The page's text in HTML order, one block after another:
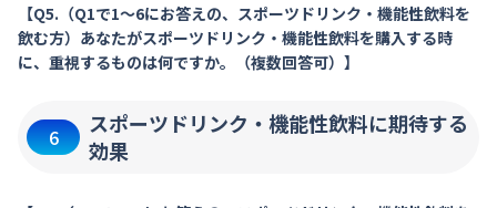
【Q5.（Q1で1～6にお答えの、スポーツドリンク・機能性飲料を
飲む方）あなたがスポーツドリンク・機能性飲料を購入する時
に、重視するものは何ですか。（複数回答可）】
6
スポーツドリンク・機能性飲料に期待する
効果